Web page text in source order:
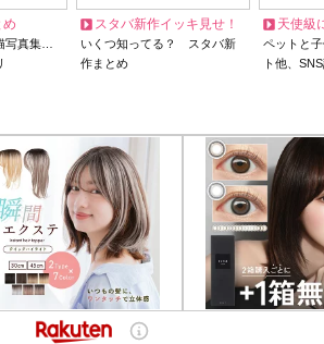
め
写真集…
スタバ新作イッキ見せ！
いくつ知ってる？ スタバ新
作まとめ
天使級
ペットと
ト他、